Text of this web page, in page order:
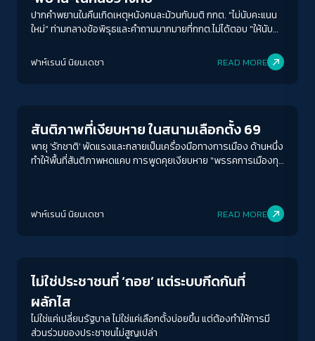
ปากคำพยานในคืนเกิดเหตุหนังคนละม้วนกับมติ กกต. “ไม่นับคะแนน
ใหม่” ท่ามกลางข้อพิรุธและคำถามมากมายที่กกต.ไม่ได้ตอบ "ให้นับ
ตั้งใหม่"
ฟาห์เรนน์ นิยมเดชา READ MORE
สันติภาพที่เงียบหาย ในสนามเลือกตั้ง 69
พายุ 'รักชาติ' พัดแรงและกลายเป็นเครื่องมือทางการเมือง ด้านหนึ่ง
ทำให้พื้นที่สันติภาพหดแคบ การพูดคุยเงียบหาย "พรรคการเมืองทุก
ฟาห์เรนน์ นิยมเดชา READ MORE
ไม่ใช่ประชาชนที่ ‘ถอย’ แต่ระบบกีดกันที่
ผลักไส
ไม่ใช่แค่เปลี่ยนรัฐบาล ไม่ใช่แค่เลือกตั้งบ่อยขึ้น แต่ต้องทำให้การมี
ส่วนร่วมของประชาชนไม่สูญเปล่า